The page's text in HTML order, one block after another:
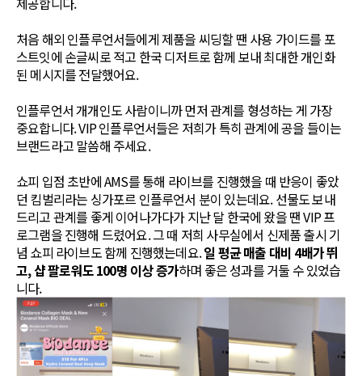
처음 해외 인플루언서들에게 제품을 씨딩할 땐 사용 가이드를 포
스트잇에 손글씨로 적고 한국 디저트로 함께 보내 최대한 개인화
된 메시지를 전달했어요.
인플루언서 개개인도 사람이니까 먼저 관계를 형성하는 게 가장
중요합니다. VIP 인플루언서들은 저희가 특히 관계에 공을 들이는
브랜드라고 말씀해 주세요.
쇼피 입점 초반에 AMS를 통해 라이브를 진행했을 때 반응이 좋았
던 킴벌리라는 싱가포르 인플루언서 분이 있는데요. 선물도 보내
드리고 관계를 좋게 이어나가다가 지난 달 한국에 왔을 땐 VIP 프
로그램을 진행해 드렸어요. 그 때 저희 사무실에서 신제품 출시 기
념 쇼피 라이브도 함께 진행했는데요.일 평균 매출 대비 4배가 뛰
고, 샵 팔로워도 100명 이상 증가하며 좋은 성과를 거둘 수 있었습
니다.